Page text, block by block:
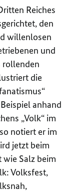
Reiches
den
willenlosen
und
rollenden
die
anhand
„Volk“ im
notiert er im
jetzt beim
Salz beim
Volksfest,